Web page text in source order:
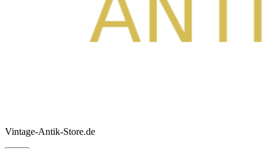
Vintage-Antik-Store.de